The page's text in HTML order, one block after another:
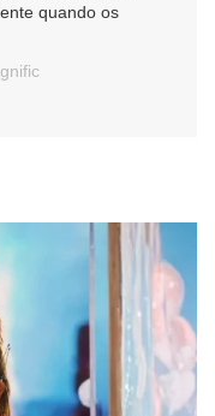
quando os